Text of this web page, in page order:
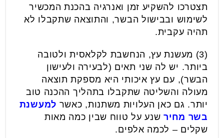
תצטרכו להשקיע זמן ואנרגיה בהכנת המכשיר
לשימוש ובבישול הבשר, והתוצאה שתקבלו לא
תהיה עקבית.
(3) מעשנת עץ, הנחשבת לקלאסית ולטובה
ביותר. יש לה שני תאים (לבעירה ולעישון
הבשר), עם עץ איכותי היא מספקת תוצאה
מעולה והשליטה שתקבלו בתהליך ההכנה טוב
יותר. גם כאן העלויות משתנות, כאשר למעשנת
בשר מחירשנע על טווח שבין כמה מאות
שקלים – לכמה אלפים.